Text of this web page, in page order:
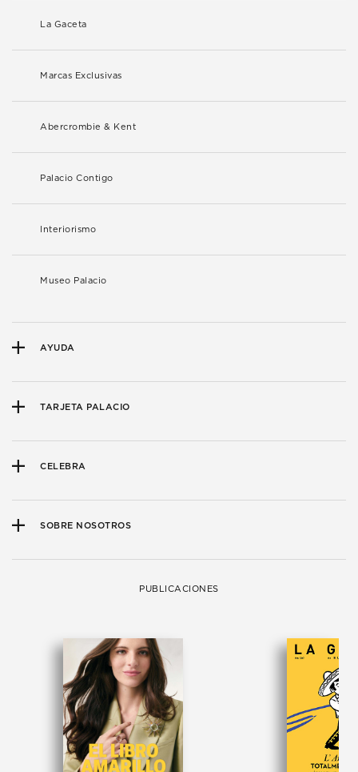
La Gaceta
Marcas Exclusivas
Abercrombie & Kent
Palacio Contigo
Interiorismo
Museo Palacio
AYUDA
TARJETA PALACIO
CELEBRA
SOBRE NOSOTROS
PUBLICACIONES